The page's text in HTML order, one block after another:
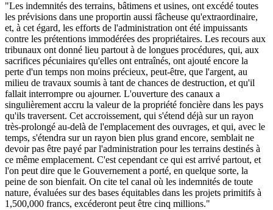
"Les indemnités des terrains, bâtimens et usines, ont excédé toutes
les prévisions dans une proportin aussi fâcheuse qu'extraordinaire,
et, à cet égard, les efforts de l'administration ont été impuissants
contre les prétentions immodérées des propriétaires. Les recours aux
tribunaux ont donné lieu partout à de longues procédures, qui, aux
sacrifices pécuniaires qu'elles ont entraînés, ont ajouté encore la
perte d'un temps non moins précieux, peut-être, que l'argent, au
milieu de travaux soumis à tant de chances de destruction, et qu'il
fallait interrompre ou ajourner. L'ouverture des canaux a
singulièrement accru la valeur de la propriété foncière dans les pays
qu'ils traversent. Cet accroissement, qui s'étend déjà sur un rayon
très-prolongé au-delà de l'emplacement des ouvrages, et qui, avec le
temps, s'étendra sur un rayon bien plus grand encore, semblait ne
devoir pas être payé par l'administration pour les terrains destinés à
ce même emplacement. C'est cependant ce qui est arrivé partout, et
l'on peut dire que le Gouvernement a porté, en quelque sorte, la
peine de son bienfait. On cite tel canal où les indemnités de toute
nature, évaluées sur des bases équitables dans les projets primitifs à
1,500,000 francs, excéderont peut être cinq millions."